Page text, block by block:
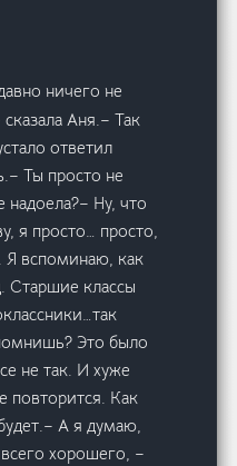
ничего не
Аня.– Так
ответил
Ты просто не
Ну, что
я просто… просто,
Я вспоминаю, как
Старшие классы
Это было
не так. И хуже
повторится. Как
А я думаю,
хорошего, –